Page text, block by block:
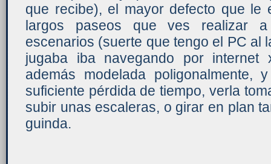
que recibe), el mayor defecto que le
largos paseos que ves realizar
escenarios (suerte que tengo el PC al
jugaba iba navegando por internet
además modelada
suficiente pérdida de tiempo, verla
subir unas escaleras, o girar en plan
guinda.